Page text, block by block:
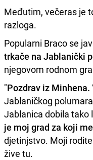
Međutim, večeras je
razloga.
Popularni Braco se
trkače na Jablanički
njegovom rodnom
"Pozdrav iz Minhena.
Jablaničkog
Jablanica dobila tako
je moj grad za koji
djetinjstvo. Moji
žive tu.